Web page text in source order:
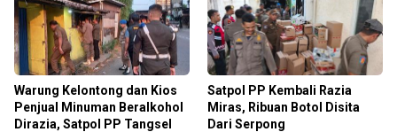
Warung Kelontong dan Kios
Penjual Minuman Beralkohol
Dirazia, Satpol PP Tangsel
Satpol PP Kembali Razia
Miras, Ribuan Botol Disita
Dari Serpong